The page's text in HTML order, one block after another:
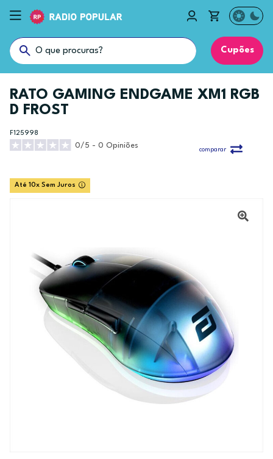
Cupões
RATO GAMING ENDGAME XM1 RGB
D FROST
F125998
0/5 - 0 Opiniões
comparar
Até 10x Sem Juros